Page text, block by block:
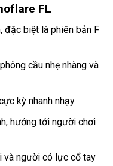
FL
đặc biệt là phiên bản F
cầu nhẹ nhàng và
kỳ nhanh nhạy.
hướng tới người chơi
và người có lực cổ tay